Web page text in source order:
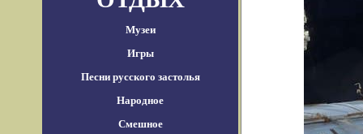
Музеи
Игры
Песни русского застолья
Народное
Смешное